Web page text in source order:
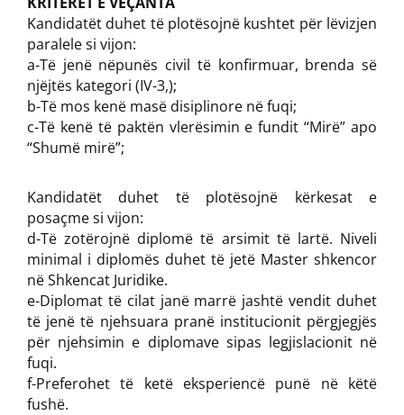
Kandidatët duhet të plotësojnë kushtet për lëvizjen
paralele si vijon:
a-Të jenë nëpunës civil të konfirmuar, brenda së
njëjtës kategori (IV-3,);
b-Të mos kenë masë disiplinore në fuqi;
c-Të kenë të paktën vlerësimin e fundit “Mirë” apo
“Shumë mirë”;
Kandidatët duhet të plotësojnë kërkesat e
posaçme si vijon:
d-Të zotërojnë diplomë të arsimit të lartë. Niveli
minimal i diplomës duhet të jetë Master shkencor
në Shkencat Juridike.
e-Diplomat të cilat janë marrë jashtë vendit duhet
të jenë të njehsuara pranë institucionit përgjegjës
për njehsimin e diplomave sipas legjislacionit në
fuqi.
f-Preferohet të ketë eksperiencë punë në këtë
fushë.